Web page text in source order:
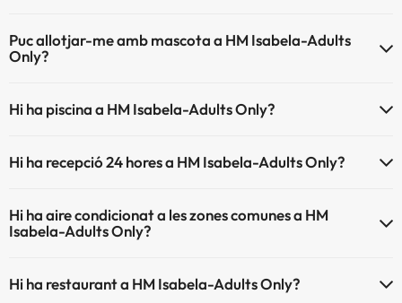
Puc allotjar-me amb mascota a HM Isabela-Adults
Only?
Hi ha piscina a HM Isabela-Adults Only?
pagament) Aquí tens més info sobre la piscina i altres instal·lacions.
Piscina a l'aire lliure (tota la temporada)
Hi ha recepció 24 hores a HM Isabela-Adults Only?
Hi ha aire condicionat a les zones comunes a HM
Isabela-Adults Only?
Hi ha restaurant a HM Isabela-Adults Only?